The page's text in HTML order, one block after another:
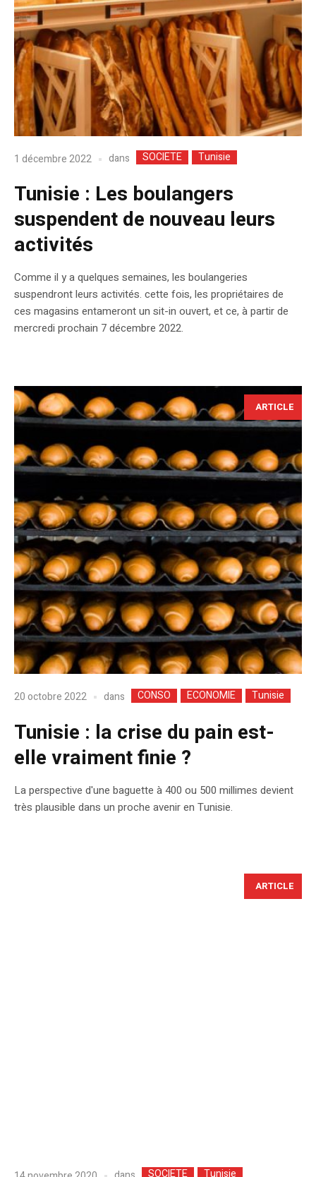
1 décembre 2022 dans SOCIETE Tunisie
Tunisie : Les boulangers
suspendent de nouveau leurs
activités
Comme il y a quelques semaines, les boulangeries
suspendront leurs activités. cette fois, les propriétaires de
ces magasins entameront un sit-in ouvert, et ce, à partir de
mercredi prochain 7 décembre 2022.
ARTICLE
20 octobre 2022 dans CONSO ECONOMIE Tunisie
Tunisie : la crise du pain est-
elle vraiment finie ?
La perspective d'une baguette à 400 ou 500 millimes devient
très plausible dans un proche avenir en Tunisie.
ARTICLE
SOCIETE Tunisie